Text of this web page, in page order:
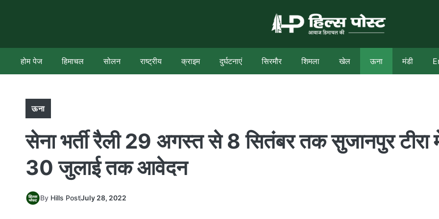
होम पेज हिमाचल सोलन राष्ट्रीय क्राइम दुर्घटनाएं सिरमौर शिमला खेल ऊना मंडी
ऊना
सेना भर्ती रैली 29 अगस्त से 8 सितंबर तक सुजानपुर टीरा
30 जुलाई तक आवेदन
By Hills PostJuly 28, 2022